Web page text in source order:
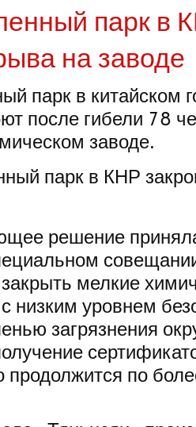
парк в
на заводе
парк в китайском
после гибели 78
заводе.
решение
мелкие
низким уровнем
загрязнения
продолжится по